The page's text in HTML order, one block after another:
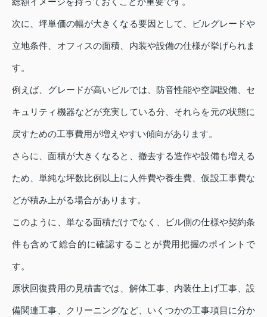
次に、坪単価の幅が大きくなる要因として、ビルグレードや
立地条件、オフィスの面積、内装や設備の仕様が挙げられま
す。
例えば、グレードが高いビルでは、防音性能や空調設備、セ
キュリティ機器などが充実している分、それらを元の状態に
戻すための工事費用が増えやすい傾向があります。
さらに、面積が大きくなると、撤去する造作や設備も増える
ため、単純な坪数比例以上に人件費や養生費、仮設工事費な
どが積み上がる場合があります。
このように、単なる面積だけでなく、ビル側の仕様や契約条
件も含めて総合的に確認することが費用把握のポイントで
す。
原状回復費用の見積書では、解体工事、内装仕上げ工事、設
備関連工事、クリーニングなど、いくつかの工事項目に分か